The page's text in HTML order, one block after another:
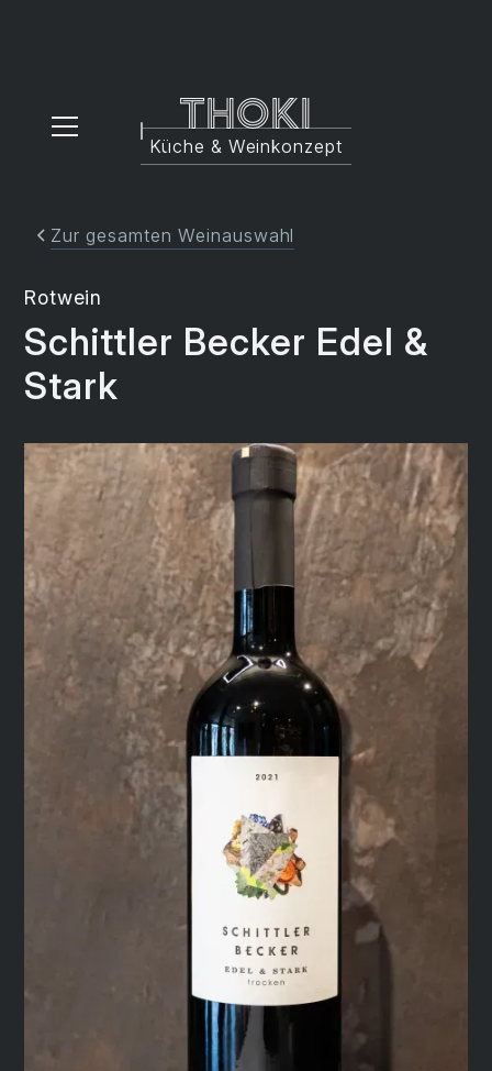
Thoki
Küche & Weinkonzept
Zur gesamten Weinauswahl
Rotwein
Schittler Becker Edel &
Stark